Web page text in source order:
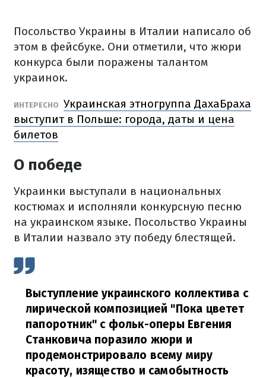
Посольство Украины в Италии написало об
этом в фейсбуке. Они отметили, что жюри
конкурса были поражены талантом
украинок.
ИНТЕРЕСНО Украинская этногруппа ДахаБраха
выступит в Польше: города, даты и цена
билетов
О победе
Украинки выступали в национальных
костюмах и исполняли конкурсную песню
на украинском языке. Посольство Украины
в Италии назвало эту победу блестящей.
Выступление украинского коллектива с
лирической композицией "Пока цветет
папоротник" с фольк-оперы Евгения
Станковича поразило жюри и
продемонстрировало всему миру
красоту, изящество и самобытность